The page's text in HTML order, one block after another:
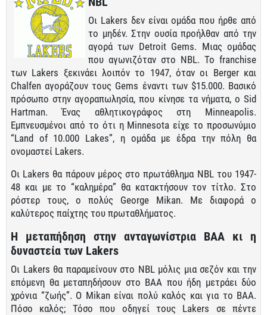
Οι Lakers δεν είναι ομάδα που ήρθε από
το μηδέν. Στην ουσία προήλθαν από την
αγορά των Detroit Gems. Μιας ομάδας
που αγωνιζόταν στο NBL. Το franchise
των Lakers ξεκινάει λοιπόν το 1947, όταν οι Berger και
Chalfen αγοράζουν τους Gems έναντι των $15.000. Βασικό
πρόσωπο στην αγοραπωλησία, που κίνησε τα νήματα, ο Sid
Hartman. Ένας αθλητικογράφος στη Minneapolis.
Εμπνευσμένοι από το ότι η Minnesota είχε το προσωνύμιο
“Land of 10.000 Lakes”, η ομάδα με έδρα την πόλη θα
ονομαστεί Lakers.
Οι Lakers θα πάρουν μέρος στο πρωτάθλημα NBL του 1947-
48 και με το “καλημέρα” θα κατακτήσουν τον τίτλο. Στο
ρόστερ τους, ο πολύς George Mikan. Με διαφορά ο
καλύτερος παίχτης του πρωταθλήματος.
Η μεταπήδηση στην ανταγωνίστρια ΒΑΑ κι η
δυναστεία των Lakers
Οι Lakers θα παραμείνουν στο NBL μόλις μια σεζόν και την
επόμενη θα μεταπηδήσουν στο BAA που ήδη μετράει δύο
χρόνια “ζωής”. Ο Mikan είναι πολύ καλός και για το ΒΑΑ.
Πόσο καλός; Τόσο που οδηγεί τους Lakers σε πέντε